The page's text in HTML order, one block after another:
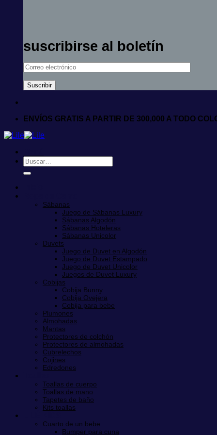
suscribirse al boletín
ENVÍOS GRATIS A PARTIR DE 300,000 A TODO
Buscar
por:
Sábanas
Juego de Sábanas Luxury
Sábanas Algodón
Sábanas Hoteleras
Sábanas Unicolor
Duvets
Juego de Duvet en Algodón
Juego de Duvet Estampado
Juego de Duvet Unicolor
Juegos de Duvet Luxury
Cobijas
Cobija Bunny
Cobija Ovejera
Cobija para bebe
Plumones
Almohadas
Mantas
Protectores de colchón
Protectores de almohadas
Cubrelechos
Cojines
Edredones
Toallas de cuerpo
Toallas de mano
Tapetes de baño
Kits toallas
Cuarto de un bebe
Bumper para cuna